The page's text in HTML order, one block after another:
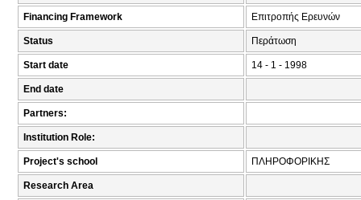
Financing Framework Επιτροπής Ερευνών
Status Περάτωση
Start date 14 - 1 - 1998
End date
Partners:
Institution Role:
Project's school ΠΛΗΡΟΦΟΡΙΚΗΣ
Research Area